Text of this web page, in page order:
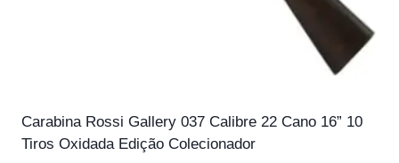
Carabina Rossi Gallery 037 Calibre 22 Cano 16” 10
Tiros Oxidada Edição Colecionador